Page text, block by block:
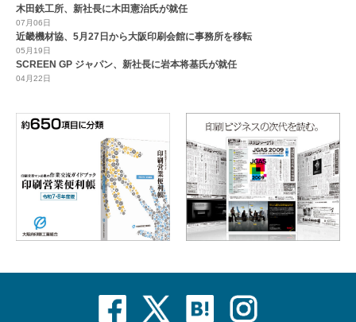
木田鉄工所、新社長に木田憲治氏が就任
07月06日
近畿機材協、5月27日から大阪印刷会館に事務所を移転
05月19日
SCREEN GP ジャパン、新社長に岩本将基氏が就任
04月22日